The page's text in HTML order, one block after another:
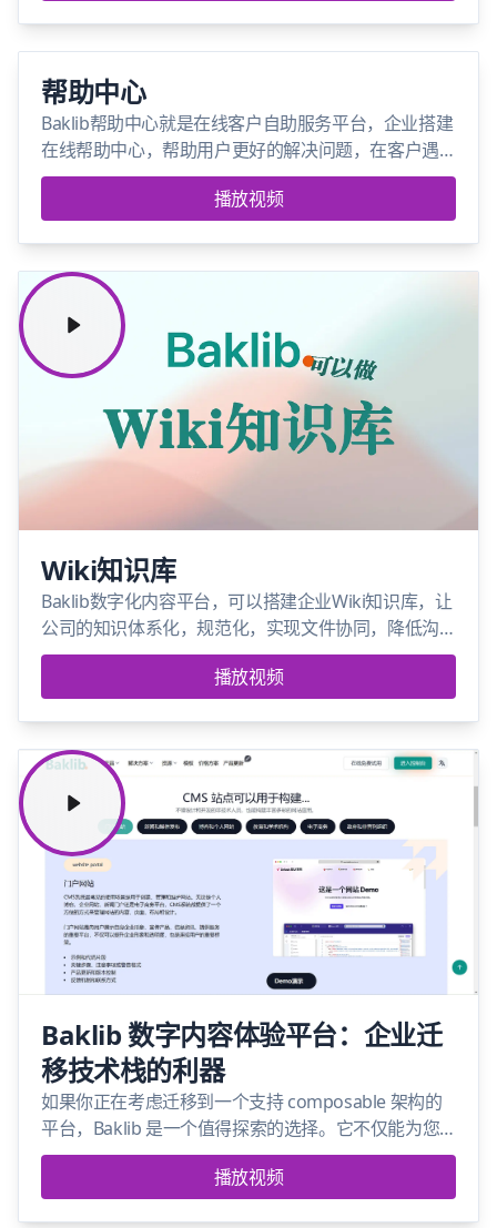
帮助中心
Baklib帮助中心就是在线客户自助服务平台，企业搭建
在线帮助中心，帮助用户更好的解决问题，在客户遇
到问题时，能够及时触达，覆盖所有渠道应用，及时
播放视频
Wiki知识库
Baklib数字化内容平台，可以搭建企业Wiki知识库，让
公司的知识体系化，规范化，实现文件协同，降低沟
通成本
播放视频
Baklib 数字内容体验平台：企业迁
移技术栈的利器
如果你正在考虑迁移到一个支持 composable 架构的
平台，Baklib 是一个值得探索的选择。它不仅能为您
提供强大的功能支持，还能帮助企业更高效地管理和
更新数字内容体验。关注我们的频道，我们将带来更
播放视频